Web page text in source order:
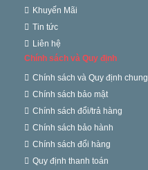
Khuyến Mãi
Tin tức
Liên hệ
Chính sách và Quy định
Chính sách và Quy định chung
Chính sách bảo mật
Chính sách đổi/trả hàng
Chính sách bảo hành
Chính sách đổi hàng
Quy định thanh toán